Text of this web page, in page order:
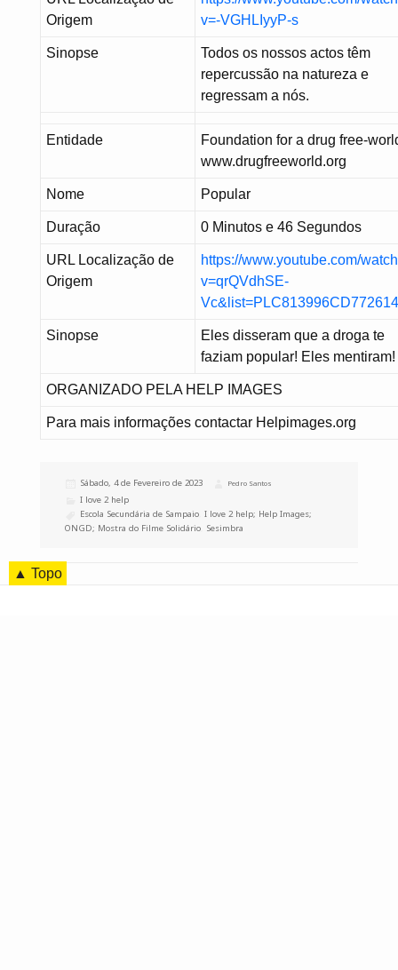
Origem
v=-VGHLIyyP-s
Sinopse
Todos os nossos actos têm
repercussão na natureza e
regressam a nós.
Entidade
Foundation for a drug free-
www.drugfreeworld.org
Nome Popular
Duração 0 Minutos e 46 Segundos
URL Localização de
Origem
https://www.youtube.com/
v=qrQVdhSE-
Sinopse
Eles disseram que a droga te
faziam popular! Eles mentiram!
ORGANIZADO PELA HELP IMAGES
Para mais informações contactar Helpimages.org
Publicado
Sábado, 4 de Fevereiro de 2023 Autor
Pedro Santos
Categorias
I love 2 help
Etiquetas
Escola Secundária de Sampaio ,I love 2 help; Help Images;
ONGD; Mostra do Filme Solidário Sesimbra
▲ Topo